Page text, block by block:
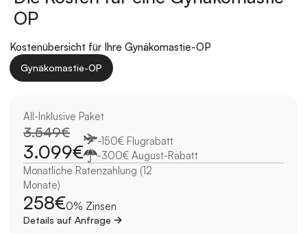
OP
Kostenübersicht für Ihre Gynäkomastie-OP
Gynäkomastie-OP
All-Inklusive Paket
3.549€
3.099€
-150€ Flugrabatt
-300€ August-Rabatt
Monatliche Ratenzahlung (12
Monate)
258€0% Zinsen
Details auf Anfrage